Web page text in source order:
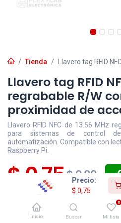
Precio:
$ 0,75
Inicio Buscar
0
Mi lista
Tienda Llavero tag RFID
Llavero tag RFID
regrabable R/W
proximidad de
Llavero RFID NFC de 13.56 MHz
para sistemas de control
automatización. Compatible con
Raspberry Pi.
$ 0,75 $0,80 -
Precio exclusivo sitio web